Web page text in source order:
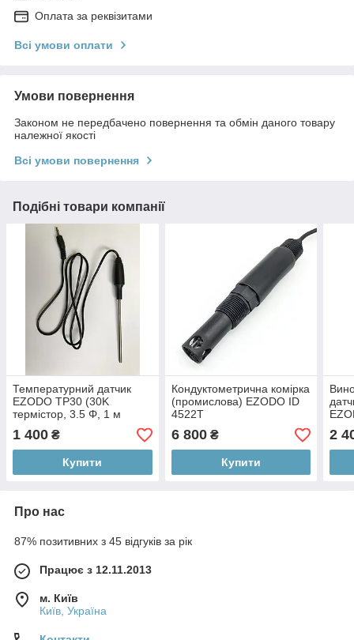
Оплата за реквізитами
Всі умови оплати
Умови повернення
Законом не передбачено повернення та обмін даного товару
належної якості
Всі умови повернення
Подібні товари компанії
Температурний датчик
EZODO TP30 (30K
термістор, 3.5 Φ, 1 м
кабель)
1 400 ₴
Купити
Кондуктометрична комірка
(промислова) EZODO ID
4522T
6 800₴
Купити
2
Про нас
87% позитивних з 45 відгуків за рік
Працює з 12.11.2013
м. Київ
Київ, Україна